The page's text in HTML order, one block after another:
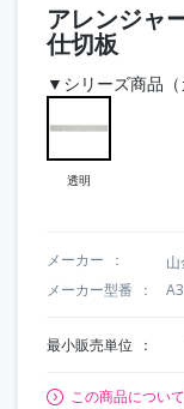
アレンジ
仕切板
▼シリーズ商品（
透明
メーカー
メーカー型番
最小販売単位
この商品につい